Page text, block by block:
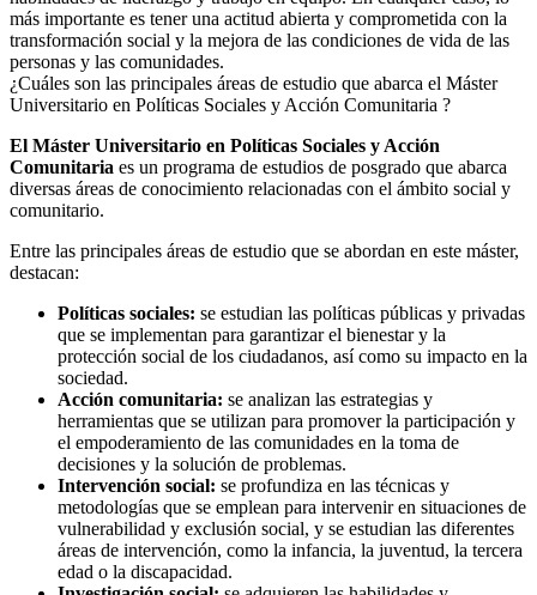
más importante es tener una actitud abierta y comprometida con la
transformación social y la mejora de las condiciones de vida de las
personas y las comunidades.
¿Cuáles son las principales áreas de estudio que abarca el Máster
Universitario en Políticas Sociales y Acción Comunitaria ?
El Máster Universitario en Políticas Sociales y Acción
Comunitaria es un programa de estudios de posgrado que abarca
diversas áreas de conocimiento relacionadas con el ámbito social y
comunitario.
Entre las principales áreas de estudio que se abordan en este máster,
destacan:
Políticas sociales: se estudian las políticas públicas y privadas
que se implementan para garantizar el bienestar y la
protección social de los ciudadanos, así como su impacto en la
sociedad.
Acción comunitaria: se analizan las estrategias y
herramientas que se utilizan para promover la participación y
el empoderamiento de las comunidades en la toma de
decisiones y la solución de problemas.
Intervención social: se profundiza en las técnicas y
metodologías que se emplean para intervenir en situaciones de
vulnerabilidad y exclusión social, y se estudian las diferentes
áreas de intervención, como la infancia, la juventud, la tercera
edad o la discapacidad.